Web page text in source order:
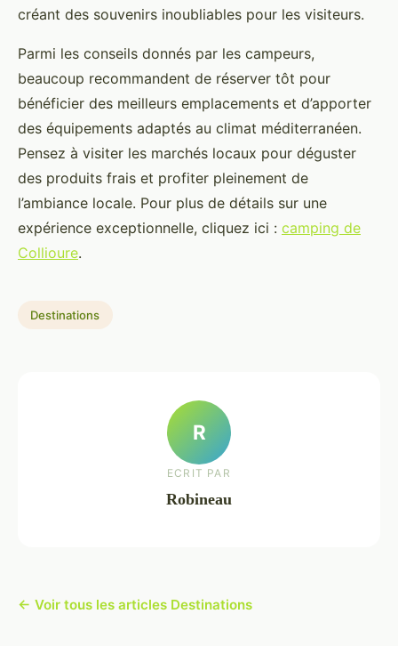
créant des souvenirs inoubliables pour les visiteurs.
Parmi les conseils donnés par les campeurs,
beaucoup recommandent de réserver tôt pour
bénéficier des meilleurs emplacements et d’apporter
des équipements adaptés au climat méditerranéen.
Pensez à visiter les marchés locaux pour déguster
des produits frais et profiter pleinement de
l’ambiance locale. Pour plus de détails sur une
expérience exceptionnelle, cliquez ici : camping de
Collioure.
Destinations
R
ECRIT PAR
Robineau
← Voir tous les articles Destinations